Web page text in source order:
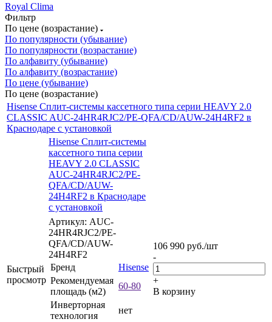
Royal Clima
Фильтр
По цене (возрастание)
По популярности (убывание)
По популярности (возрастание)
По алфавиту (убывание)
По алфавиту (возрастание)
По цене (убывание)
По цене (возрастание)
Hisense Сплит-системы кассетного типа серии HEAVY 2.0
CLASSIC AUC-24HR4RJC2/PE-QFA/CD/AUW-24H4RF2 в
Краснодаре с установкой
Быстрый
просмотр
Hisense Сплит-системы
кассетного типа серии
HEAVY 2.0 CLASSIC
AUC-24HR4RJC2/PE-
QFA/CD/AUW-
24H4RF2 в Краснодаре
с установкой
Артикул: AUC-
24HR4RJC2/PE-
QFA/CD/AUW-
24H4RF2
Бренд
Hisense
Рекомендуемая
площадь (м2)
60-80
Инверторная
технология
нет
106 990 руб./шт
-
+
В корзину